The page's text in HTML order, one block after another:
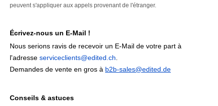
peuvent s'appliquer aux appels provenant de l'étranger.
Écrivez-nous un E-Mail !
Nous serions ravis de recevoir un E-Mail de votre part à
l'adresse serviceclients@edited.ch
Demandes de vente en gros à b2b-sales@edited.de
Conseils & astuces